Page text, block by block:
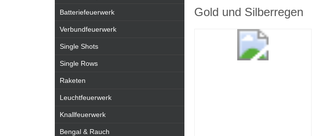
Gold und Silberregen
Batteriefeuerwerk
Verbundfeuerwerk
Single Shots
Single Rows
Raketen
Leuchtfeuerwerk
Knallfeuerwerk
Bengal & Rauch